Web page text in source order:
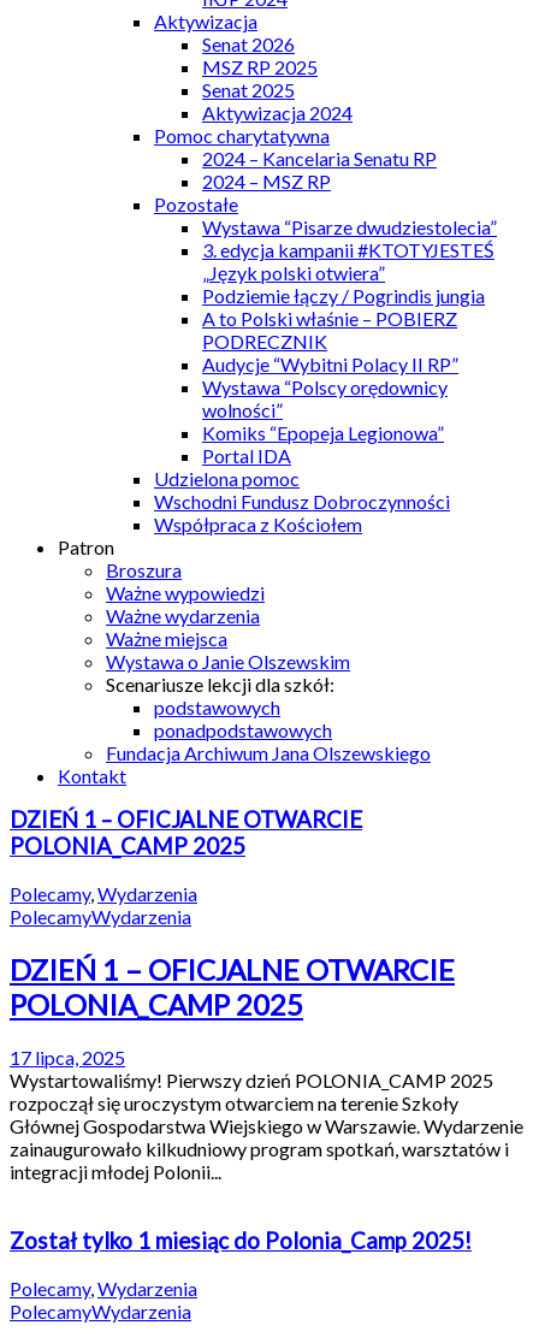
Aktywizacja
Senat 2026
MSZ RP 2025
Senat 2025
Aktywizacja 2024
Pomoc charytatywna
2024 – Kancelaria Senatu RP
2024 – MSZ RP
Pozostałe
Wystawa “Pisarze dwudziestolecia”
3. edycja kampanii #KTOTYJESTEŚ
„Język polski otwiera”
Podziemie łączy / Pogrindis jungia
A to Polski właśnie – POBIERZ
PODRECZNIK
Audycje “Wybitni Polacy II RP”
Wystawa “Polscy orędownicy
wolności”
Komiks “Epopeja Legionowa”
Portal IDA
Udzielona pomoc
Wschodni Fundusz Dobroczynności
Współpraca z Kościołem
Patron
Broszura
Ważne wypowiedzi
Ważne wydarzenia
Ważne miejsca
Wystawa o Janie Olszewskim
Scenariusze lekcji dla szkół:
podstawowych
ponadpodstawowych
Fundacja Archiwum Jana Olszewskiego
Kontakt
DZIEŃ 1 – OFICJALNE OTWARCIE
POLONIA_CAMP 2025
Polecamy, Wydarzenia
PolecamyWydarzenia
DZIEŃ 1 – OFICJALNE OTWARCIE
POLONIA_CAMP 2025
17 lipca, 2025
Wystartowaliśmy! Pierwszy dzień POLONIA_CAMP 2025
rozpoczął się uroczystym otwarciem na terenie Szkoły
Głównej Gospodarstwa Wiejskiego w Warszawie. Wydarzenie
zainaugurowało kilkudniowy program spotkań, warsztatów i
integracji młodej Polonii...
Został tylko 1 miesiąc do Polonia_Camp 2025!
Polecamy,Wydarzenia
PolecamyWydarzenia